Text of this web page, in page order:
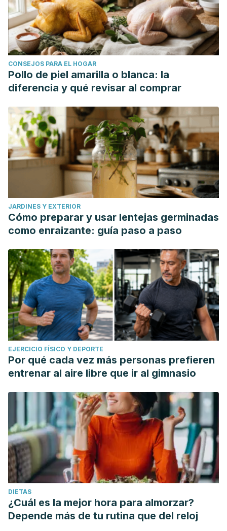
CONSEJOS PARA EL HOGAR
Pollo de piel amarilla o blanca: la
diferencia y qué revisar al comprar
JARDINES Y EXTERIOR
Cómo preparar y usar lentejas germinadas
como enraizante: guía paso a paso
EJERCICIO FÍSICO Y DEPORTE
Por qué cada vez más personas prefieren
entrenar al aire libre que ir al gimnasio
DIETAS
¿Cuál es la mejor hora para almorzar?
Depende más de tu rutina que del reloj